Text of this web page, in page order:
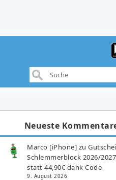
Neueste
Marco [iPhone] zu
Schlemmerblock 2026/
statt 44,90€ dank Code
9. August 2026